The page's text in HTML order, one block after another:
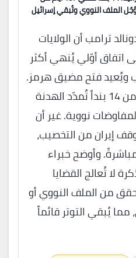
الملف النووي وتُبقي إسرائيل
ترامب أن الولايات
اتفاق أوّلي يُنهي أكثر
ويُعيد فتح مضيق هرمز.
والاتفاق مذكرة تفاهم من 14 بنداً تُمدّد الهدنة
نووية. غير أن
إيران من التخصيب،
وأوضح خبراء
لا تُعالج القضايا
من الملف النووي أو
مما يُبقي التوتر قائماً